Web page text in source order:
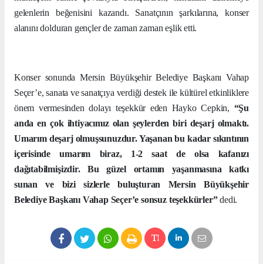
gelenlerin beğenisini kazandı. Sanatçının şarkılarına, konser
alanını dolduran gençler de zaman zaman eşlik etti.
Konser sonunda Mersin Büyükşehir Belediye Başkanı Vahap
Seçer’e, sanata ve sanatçıya verdiği destek ile kültürel etkinliklere
önem vermesinden dolayı teşekkür eden Hayko Cepkin, “Şu
anda en çok ihtiyacımız olan şeylerden biri deşarj olmaktı.
Umarım deşarj olmuşsunuzdur. Yaşanan bu kadar sıkıntının
içerisinde umarım biraz, 1-2 saat de olsa kafanızı
dağıtabilmişizdir. Bu güzel ortamın yaşanmasına katkı
sunan ve bizi sizlerle buluşturan Mersin Büyükşehir
Belediye Başkanı Vahap Seçer’e sonsuz teşekkürler”dedi.